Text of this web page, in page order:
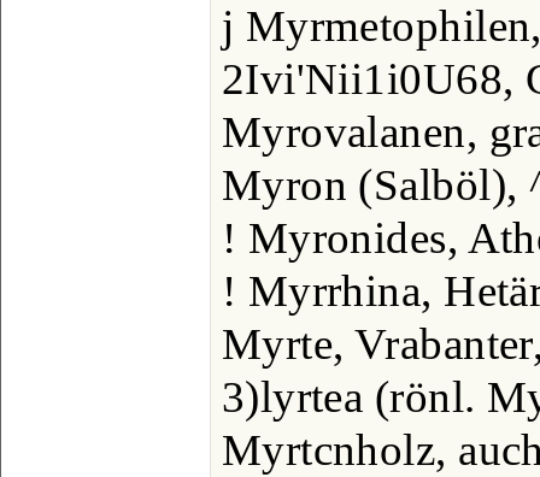
j
2Ivi'Nii1i0U68,
Myrovalanen,
Myron (Salböl),
! Myronides,
! Myrrhina,
Myrte,
3)lyrtea (rönl.
Myrtcnholz,